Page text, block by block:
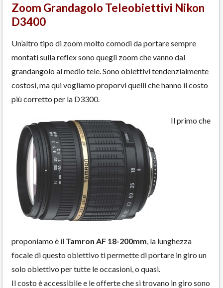
Zoom Grandagolo Teleobiettivi Nikon
D3400
Un’altro tipo di zoom molto comodi da portare sempre
montati sulla reflex sono quegli zoom che vanno dal
grandangolo al medio tele. Sono obiettivi tendenzialmente
costosi, ma qui vogliamo proporvi quelli che hanno il costo
più corretto per la D3300.
Il primo che
proponiamo è il Tamron AF 18-200mm , la lunghezza
focale di questo obiettivo ti permette di portare in giro un
solo obiettivo per tutte le occasioni, o quasi.
Il costo è accessibile e le offerte che si trovano in giro sono